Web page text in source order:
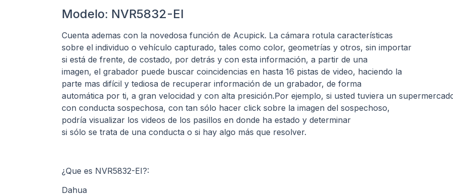
Modelo: NVR5832-EI
Cuenta ademas con la novedosa función de Acupick. La cámara rotula características
sobre el individuo o vehículo capturado, tales como color, geometrías y otros, sin importar
si está de frente, de costado, por detrás y con esta información, a partir de una
imagen, el grabador puede buscar coincidencias en hasta 16 pistas de video, haciendo la
parte mas difícil y tediosa de recuperar información de un grabador, de forma
automática por ti, a gran velocidad y con alta presición.Por ejemplo, si usted tuviera un
con conducta sospechosa, con tan sólo hacer click sobre la imagen del sospechoso,
podría visualizar los videos de los pasillos en donde ha estado y determinar
si sólo se trata de una conducta o si hay algo más que resolver.
¿Que es NVR5832-EI?:
Dahua